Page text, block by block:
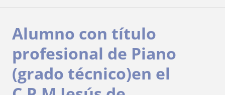
Alumno con título
profesional de Piano
(grado técnico)en el